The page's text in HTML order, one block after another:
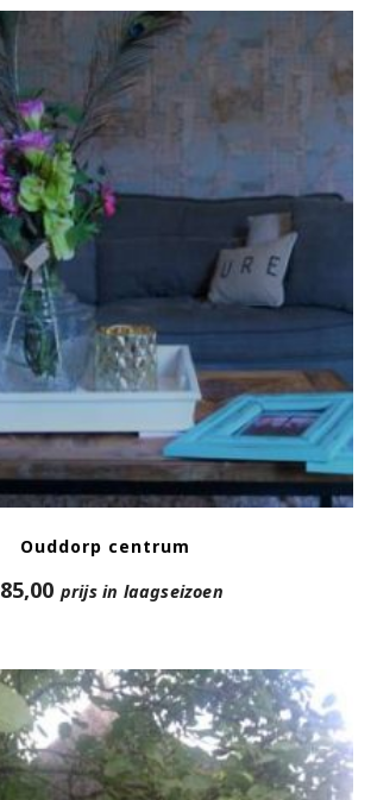
Ouddorp centrum
85,00 prijs in laagseizoen